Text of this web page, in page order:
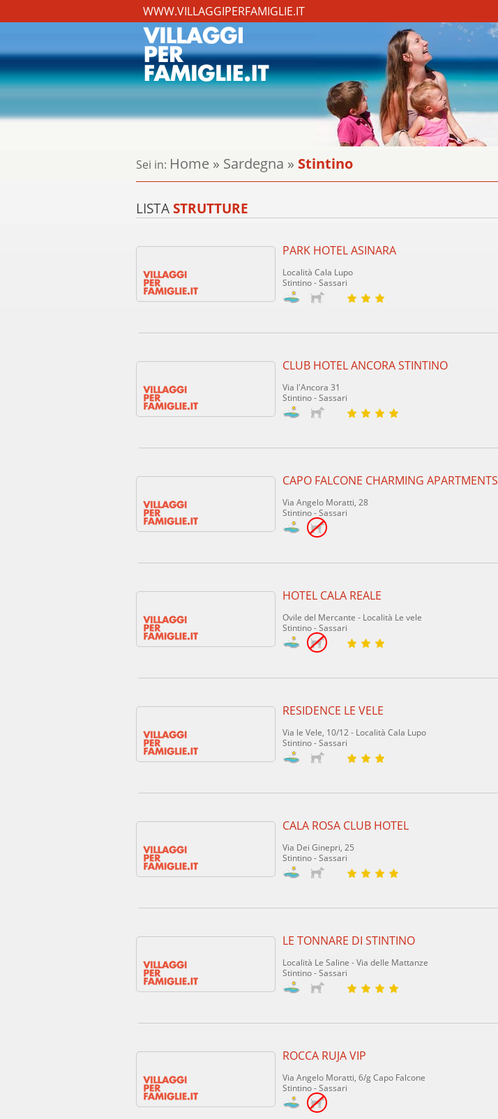
WWW.VILLAGGIPERFAMIGLIE.IT
Sei in: Home» Sardegna » Stintino
LISTASTRUTTURE
PARK HOTEL ASINARA
Località Cala Lupo
Stintino - Sassari
CLUB HOTEL ANCORA STINTINO
Via l'Ancora 31
Stintino - Sassari
CAPO FALCONE CHARMING APARTMENTS
Via Angelo Moratti, 28
Stintino - Sassari
HOTEL CALA REALE
Ovile del Mercante - Località Le vele
Stintino - Sassari
RESIDENCE LE VELE
Via le Vele, 10/12 - Località Cala Lupo
Stintino - Sassari
CALA ROSA CLUB HOTEL
Via Dei Ginepri, 25
Stintino - Sassari
LE TONNARE DI STINTINO
Località Le Saline - Via delle Mattanze
Stintino - Sassari
ROCCA RUJA VIP
Via Angelo Moratti, 6/g Capo Falcone
Stintino - Sassari